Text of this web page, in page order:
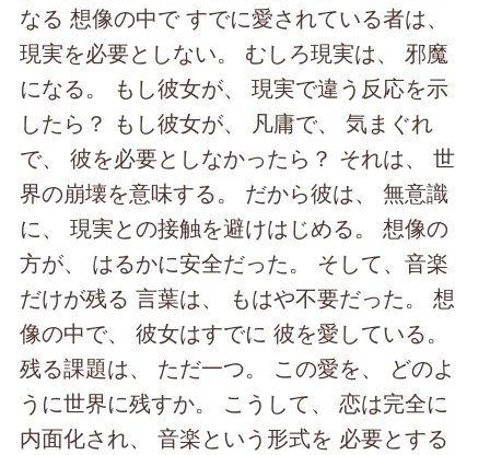
なる 想像の中で すでに愛されている者は、
現実を必要としない。 むしろ現実は、 邪魔
になる。 もし彼女が、 現実で違う反応を示
したら？ もし彼女が、 凡庸で、 気まぐれ
で、 彼を必要としなかったら？ それは、 世
界の崩壊を意味する。 だから彼は、 無意識
に、 現実との接触を避けはじめる。 想像の
方が、 はるかに安全だった。 そして、音楽
だけが残る 言葉は、 もはや不要だった。 想
像の中で、 彼女はすでに 彼を愛している。
残る課題は、 ただ一つ。 この愛を、 どのよ
うに世界に残すか。 こうして、 恋は完全に
内面化され、 音楽という形式を 必要とする